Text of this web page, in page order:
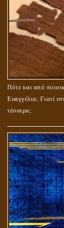
Πότε και από
Ευαγγέλια; Γιατί
τέσσερα;